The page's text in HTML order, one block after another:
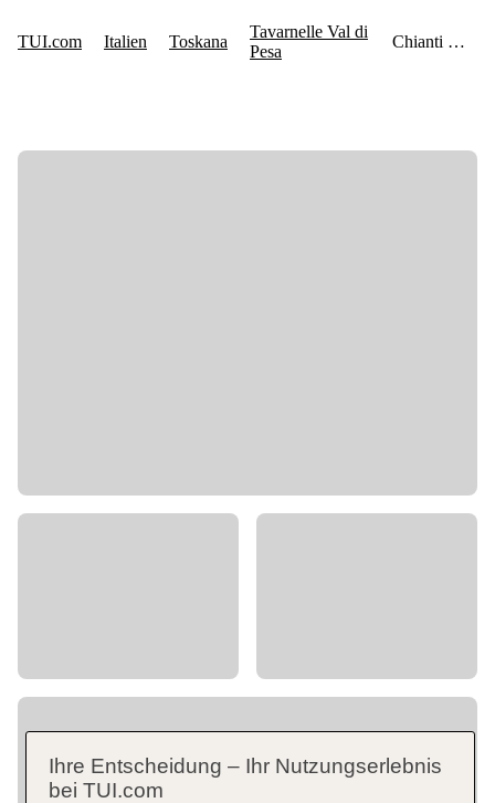
Ihre Entscheidung – Ihr Nutzungserlebnis
bei TUI.com